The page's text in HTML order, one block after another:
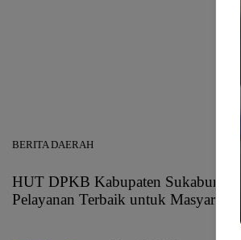
BERITA DAERAH
HUT DPKB Kabupaten Sukabumi
Pelayanan Terbaik untuk Masyarakat